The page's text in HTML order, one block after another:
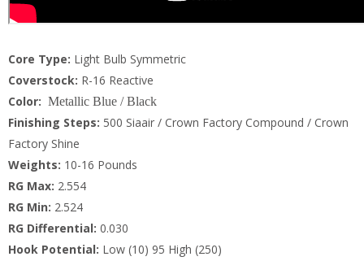
Core Type: Light Bulb Symmetric
Coverstock: R-16 Reactive
Color: Metallic Blue / Black
Finishing Steps: 500 Siaair / Crown Factory Compound / Crown
Factory Shine
Weights: 10-16 Pounds
RG Max: 2.554
RG Min: 2.524
RG Differential: 0.030
Hook Potential: Low (10) 95 High (250)